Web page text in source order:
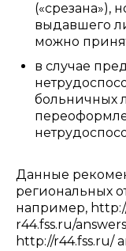
(«срезана»),
выдавшего
можно
в случае
больничных
Данные
региональных
например,
r44.fss.ru/
http://r44.fss.ru/